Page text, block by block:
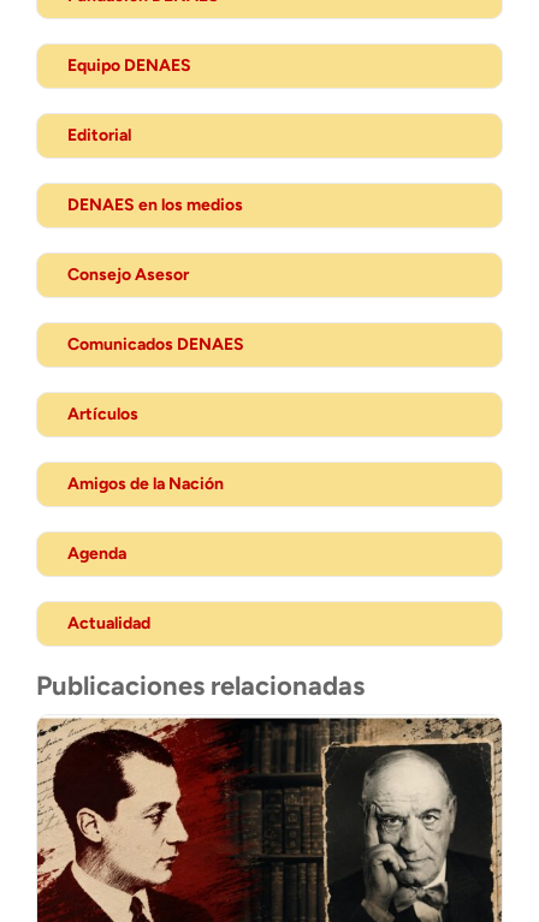
Equipo DENAES
Editorial
DENAES en los medios
Consejo Asesor
Comunicados DENAES
Artículos
Amigos de la Nación
Agenda
Actualidad
Publicaciones relacionadas